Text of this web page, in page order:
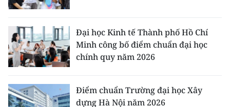
Đại học Kinh tế Thành phố Hồ Chí
Minh công bố điểm chuẩn đại học
chính quy năm 2026
Điểm chuẩn Trường đại học Xây
dựng Hà Nội năm 2026